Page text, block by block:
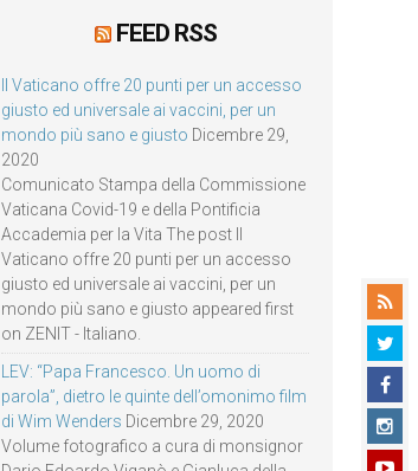
FEED RSS
Il Vaticano offre 20 punti per un accesso
giusto ed universale ai vaccini, per un
mondo più sano e giusto Dicembre 29,
2020
Comunicato Stampa della Commissione
Vaticana Covid-19 e della Pontificia
Accademia per la Vita The post Il
Vaticano offre 20 punti per un accesso
giusto ed universale ai vaccini, per un
mondo più sano e giusto appeared first
on ZENIT - Italiano.
LEV: “Papa Francesco. Un uomo di
parola”, dietro le quinte dell’omonimo film
di Wim Wenders Dicembre 29, 2020
Volume fotografico a cura di monsignor